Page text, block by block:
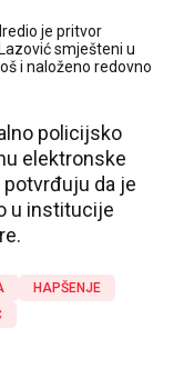
je pritvor
smješteni u
i naloženo redovno
policijsko
elektronske
da je
u institucije
HAPŠENJE